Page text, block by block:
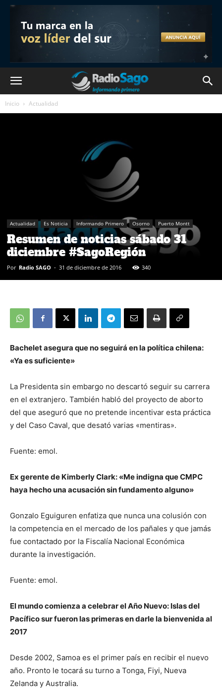
Inicio Actualidad
Actualidad Es Noticia Informando Primero Osorno Puerto Montt
Resumen de noticias sábado 31
diciembre #SagoRegión
Por Radio SAGO - 31 de diciembre de 2016 340
Bachelet asegura que no seguirá en la política chilena:
«Ya es suficiente»
La Presidenta sin embargo no descartó seguir su carrera
en el extranjero. También habló del proyecto de aborto
del que aseguró que no pretende incentivar esta práctica
y del Caso Caval, que desató varias «mentiras».
Fuente: emol.
Ex gerente de Kimberly Clark: «Me indigna que CMPC
haya hecho una acusación sin fundamento alguno»
Gonzalo Eguiguren enfatiza que nunca una colusión con
la competencia en el mercado de los pañales y que jamás
fue contactado por la Fiscalía Nacional Económica
durante la investigación.
Fuente: emol.
El mundo comienza a celebrar el Año Nuevo: Islas del
Pacífico sur fueron las primeras en darle la bienvenida al
2017
Desde 2002, Samoa es el primer país en recibir el nuevo
año. Pronto le tocará su turno a Tonga, Fiyi, Nueva
Zelanda y Australia.